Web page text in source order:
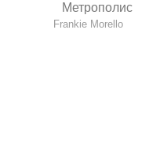
Метрополис
Frankie Morello